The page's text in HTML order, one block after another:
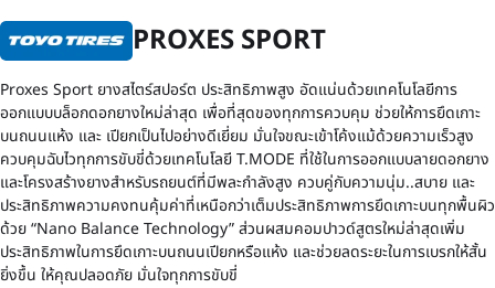
PROXES SPORT
Proxes Sport ยางสไตร์สปอร์ต ประสิทธิภาพสูง อัดแน่นด้วยเทคโนโลยีการ
ออกแบบบล็อกดอกยางใหม่ล่าสุด เพื่อที่สุดของทุกการควบคุม ช่วยให้การยึดเกาะ
บนถนนแห้ง และ เปียกเป็นไปอย่างดีเยี่ยม มั่นใจขณะเข้าโค้งแม้ด้วยความเร็วสูง
ควบคุมฉับไวทุกการขับขี่ด้วยเทคโนโลยี T.MODE ที่ใช้ในการออกแบบลายดอกยาง
และโครงสร้างยางสำหรับรถยนต์ที่มีพละกำลังสูง ควบคู่กับความนุ่ม..สบาย และ
ประสิทธิภาพความคงทนคุ้มค่าที่เหนือกว่าเต็มประสิทธิภาพการยึดเกาะบนทุกพื้นผิว
ด้วย “Nano Balance Technology” ส่วนผสมคอมปาวด์สูตรใหม่ล่าสุดเพิ่ม
ประสิทธิภาพในการยึดเกาะบนถนนเปียกหรือแห้ง และช่วยลดระยะในการเบรกให้สั้น
ยิ่งขึ้น ให้คุณปลอดภัย มั่นใจทุกการขับขี่